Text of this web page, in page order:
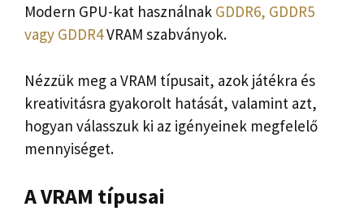
Modern GPU-kat használnak GDDR6, GDDR5
vagy GDDR4VRAM szabványok.
Nézzük meg a VRAM típusait, azok játékra és
kreativitásra gyakorolt ​​hatását, valamint azt,
hogyan válasszuk ki az igényeinek megfelelő
mennyiséget.
A VRAM típusai